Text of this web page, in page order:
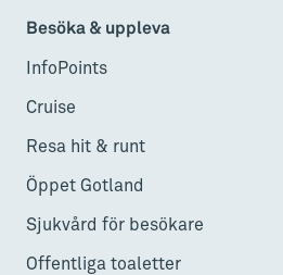
Besöka & uppleva
InfoPoints
Cruise
Resa hit & runt
Öppet Gotland
Sjukvård för besökare
Offentliga toaletter